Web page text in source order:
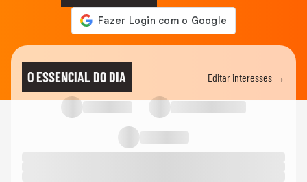
O ESSENCIAL DO DIA Editar interesses →